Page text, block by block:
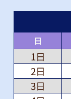
日
1日
2日
3日